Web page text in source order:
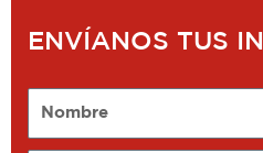
ENVÍANOS TUS